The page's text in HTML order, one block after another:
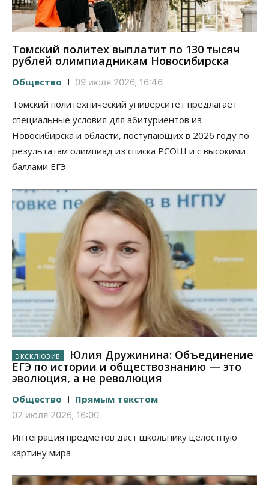
Томский политех выплатит по 130 тысяч
рублей олимпиадникам Новосибирска
Общество 09 июля 2026, 16:46
Томский политехнический университет предлагает
специальные условия для абитуриентов из
Новосибирска и области, поступающих в 2026 году по
результатам олимпиад из списка РСОШ и с высокими
баллами ЕГЭ
Юлия Дружинина: Объединение
ЕГЭ по истории и обществознанию — это
эволюция, а не революция
Общество Прямым текстом
02 июля 2026, 16:00
Интеграция предметов даст школьнику целостную
картину мира